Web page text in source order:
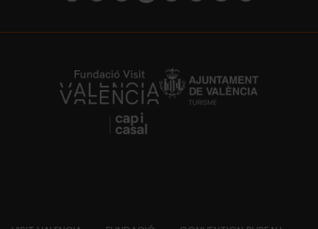
https://fundacion.visitvalencia.com/